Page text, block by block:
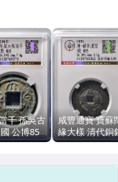
千 孫吳古
公博85
幣 古錢
咸豐通寶 寶蘇
緣大樣 清代銅
古錢幣 公博評